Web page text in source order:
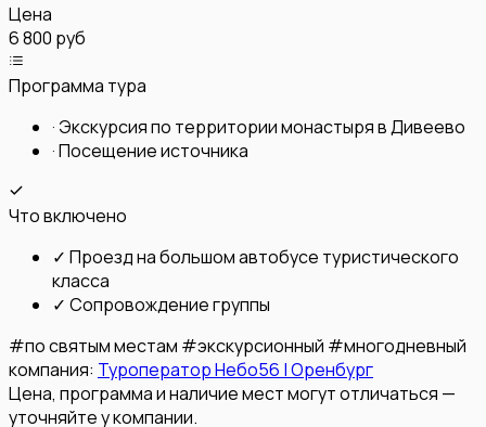
Цена
6 800 руб
Программа тура
· Экскурсия по территории монастыря в Дивеево
·Посещение источника
Что включено
✓ Проезд на большом автобусе туристического
класса
✓ Сопровождение группы
#по святым местам #экскурсионный #многодневный
компания: Туроператор Небо56 | Оренбург
Цена, программа и наличие мест могут отличаться —
уточняйте у компании.